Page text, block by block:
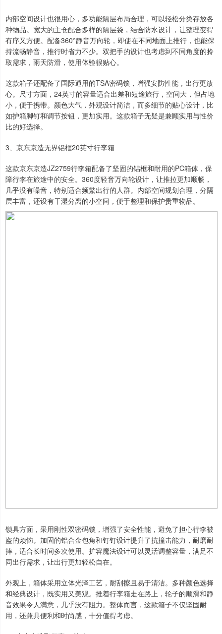
内部空间设计也很用心，多功能隔层布局合理，可以轻松分类存放各
种物品。宽大的主仓配合多样的隔层袋，结合防水设计，让整理变得
有序又方便。配备360°静音万向轮，即使在不同地面上推行，也能保
持流畅静音，推行时省力不少。双把手的设计也考虑到不同角度的拎
取需求，雨天防滑，使用体验很贴心。
这款箱子还配备了国际通用的TSA密码锁，增强安防性能，出行更放
心。尺寸方面，24英寸的容量适合出差和短途旅行，空间大，但占地
小，便于携带。颜色大气，外观设计简洁，而多细节的贴心设计，比
如护箱脚钉和调节按钮，更加实用。这款箱子无疑是兼顾实用与性价
比的好选择。
3、京东京造无界铝框20英寸行李箱
这款京东京造JZ2759行李箱配备了坚固的铝框和耐用的PC箱体，保
障行李在旅途中的安全。360度轻音万向轮设计，让推拉更加顺畅，
几乎没有噪音，特别适合频繁出行的人群。内部空间规划合理，分隔
层丰富，还设有干湿分离的小空间，便于整理和保护贵重物品。
锁具方面，采用刚性双密码锁，增强了安全性能，避免了担心行李被
盗的烦恼。加固的铝合金包角和钉钉设计提升了抗撞击能力，耐磨耐
摔，适合长时间多次使用。扩容魔法设计可以灵活调整容量，满足不
同出行需求，让出行更加轻松自在。
外观上，箱体采用立体光泽工艺，耐刮擦且易于清洁。多种颜色选择
和经典设计，既实用又美观。推着行李箱走在路上，轮子的顺滑和静
音效果令人满意，几乎没有阻力。整体而言，这款箱子不仅坚固耐
用，还兼具便利和时尚感，十分值得考虑。